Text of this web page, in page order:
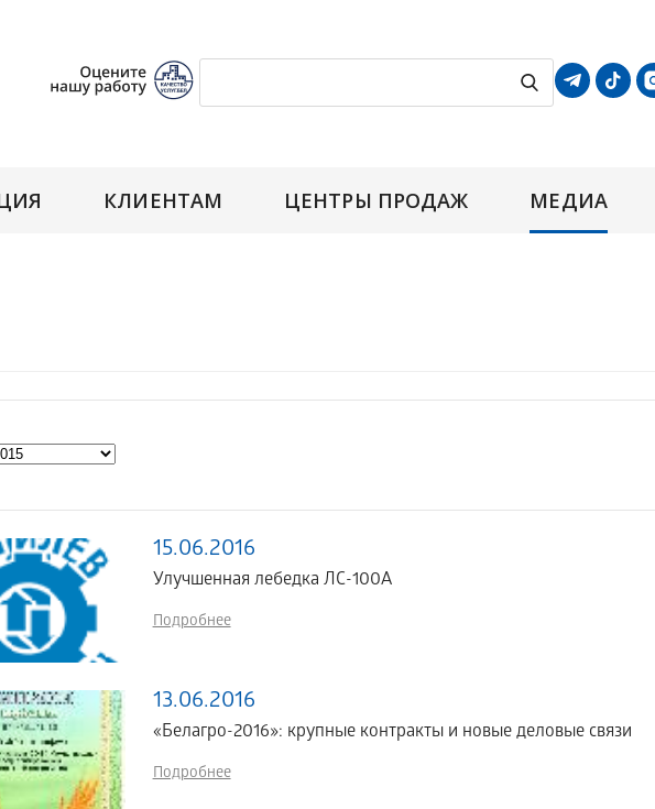
КЛИЕНТАМ ЦЕНТРЫ ПРОДАЖ МЕДИА
15.06.2016
Улучшенная лебедка ЛС-100А
Подробнее
13.06.2016
«Белагро-2016»: крупные контракты и новые деловые связи
Подробнее